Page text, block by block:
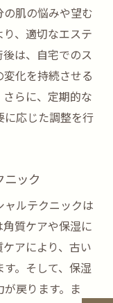
の肌の悩みや望む
、適切なエステ
は、自宅でのス
化を持続させる
らに、定期的な
に応じた調整を行
ニック
ャルテクニックは
質ケアや保湿に
アにより、古い
。そして、保湿
戻ります。ま